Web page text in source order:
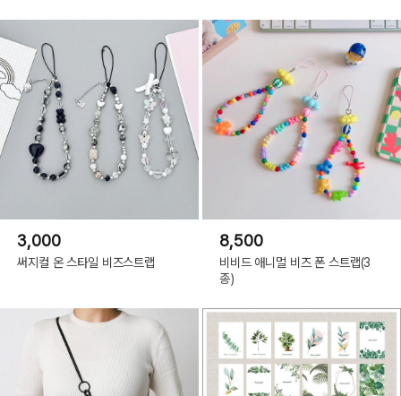
3,000
써지컬 온 스타일 비즈스트랩
8,500
비비드 애니멀 비즈 폰 스트랩(3
종)